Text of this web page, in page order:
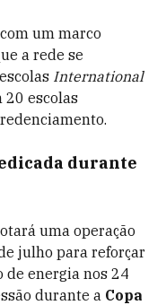
um marco
a rede se
International
20 escolas
durante
uma operação
julho para reforçar
energia nos 24
durante a Copa